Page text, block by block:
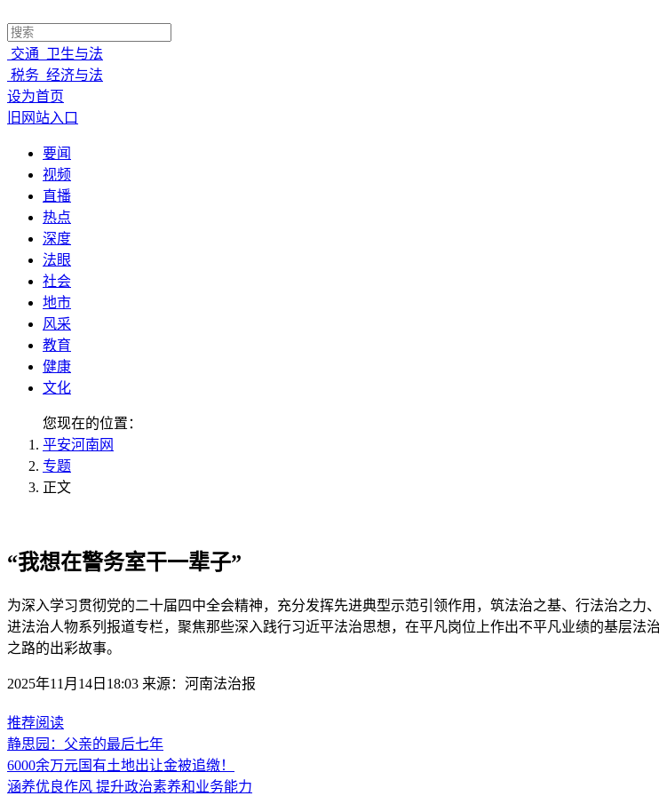
交通 卫生与法
税务 经济与法
设为首页
旧网站入口
要闻
视频
直播
热点
深度
法眼
社会
地市
风采
教育
健康
文化
您现在的位置：
平安河南网
专题
正文
“我想在警务室干一辈子”
为深入学习贯彻党的二十届四中全会精神，充分发挥先进典型示范引领作用，筑法治之基、行法治之
进法治人物系列报道专栏，聚焦那些深入践行习近平法治思想，在平凡岗位上作出不平凡业绩的基层
之路的出彩故事。
2025年11月14日18:03 来源：河南法治报
推荐阅读
静思园：父亲的最后七年
6000余万元国有土地出让金被追缴！
涵养优良作风 提升政治素养和业务能力